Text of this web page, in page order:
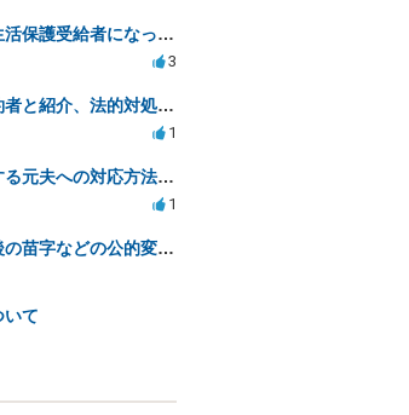
養育費支払者が生活保護受給者になった場合の支払い可否
3
男性が勝手に婚約者と紹介、法的対処は可能ですか？
1
離婚無効を主張する元夫への対応方法と注意点
1
養子縁組、入籍後の苗字などの公的変更手続きについて。
いて